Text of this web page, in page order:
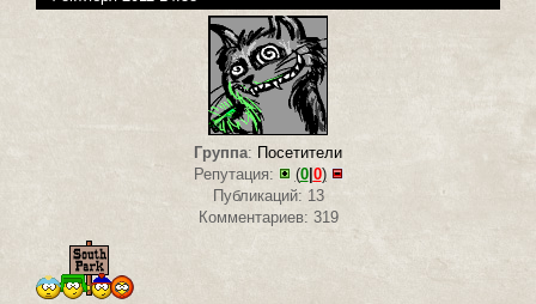
Группа: Посетители
Репутация:
(0| 0)
Публикаций: 13
Комментариев: 319